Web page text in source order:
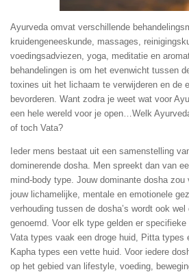
Ayurveda omvat verschillende
kruidengeneeskunde, massages,
voedingsadviezen, yoga, meditatie en
behandelingen is om het evenwicht tussen
toxines uit het lichaam te verwijderen en de
bevorderen. Want zodra je weet wat voor
een hele wereld voor je open…Welk
of toch Vata?
Ieder mens bestaat uit een samenstelling
dominerende dosha. Men spreekt dan van
mind-body type. Jouw dominante dosha
jouw lichamelijke, mentale en emotionele
verhouding tussen de dosha’s wordt ook
genoemd. Voor elk type gelden er
Vata types vaak een droge huid, Pitta types
Kapha types een vette huid. Voor iedere
op het gebied van lifestyle, voeding,